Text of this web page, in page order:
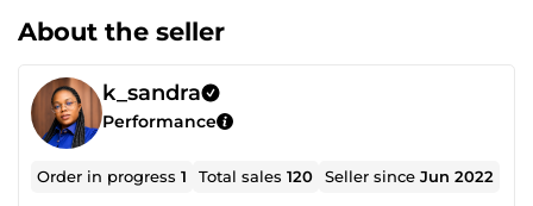
About the seller
k_sandra
Performance
Order in progress1 Total sales120 Seller sinceJun 2022